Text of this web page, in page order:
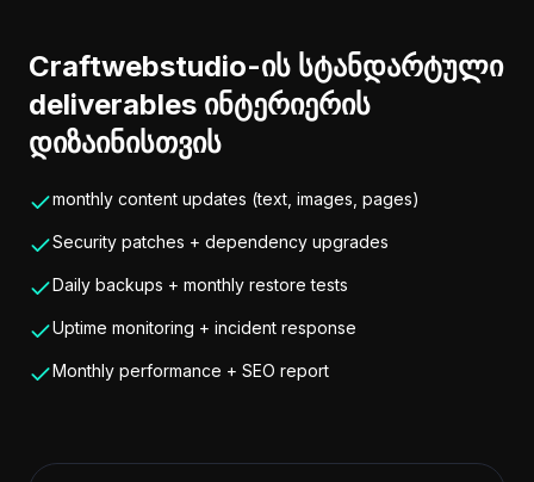
Craftwebstudio-ის სტანდარტული
deliverables ინტერიერის
დიზაინისთვის
monthly content updates (text, images, pages)
Security patches + dependency upgrades
Daily backups + monthly restore tests
Uptime monitoring + incident response
Monthly performance + SEO report